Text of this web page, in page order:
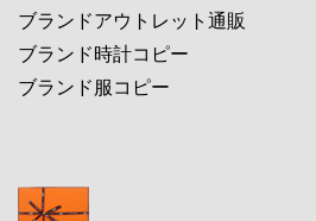
ブランドアウトレット通販
ブランド時計コピー
ブランド服コピー